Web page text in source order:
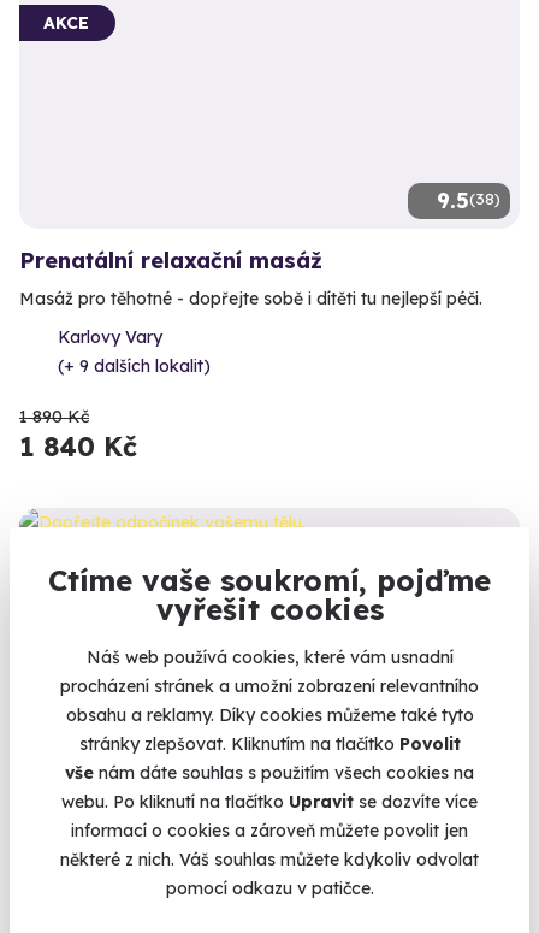
Ctíme vaše soukromí, pojďme
vyřešit cookies
Náš web používá cookies, které vám usnadní
procházení stránek a umožní zobrazení relevantního
obsahu a reklamy. Díky cookies můžeme také tyto
stránky zlepšovat. Kliknutím na tlačítko Povolit
vše nám dáte souhlas s použitím všech cookies na
webu. Po kliknutí na tlačítko Upravit se dozvíte více
informací o cookies a zároveň můžete povolit jen
některé z nich. Váš souhlas můžete kdykoliv odvolat
pomocí odkazu v patičce.
9.5(38)
AKCE
Prenatální relaxační masáž
Masáž pro těhotné - dopřejte sobě i dítěti tu nejlepší péči.
Karlovy Vary
(+ 9 dalších lokalit)
1 890 Kč
1 840 Kč
9.6
AKCE
Poporodní relaxační masáž
relaxační masáž pro čerstvé maminky